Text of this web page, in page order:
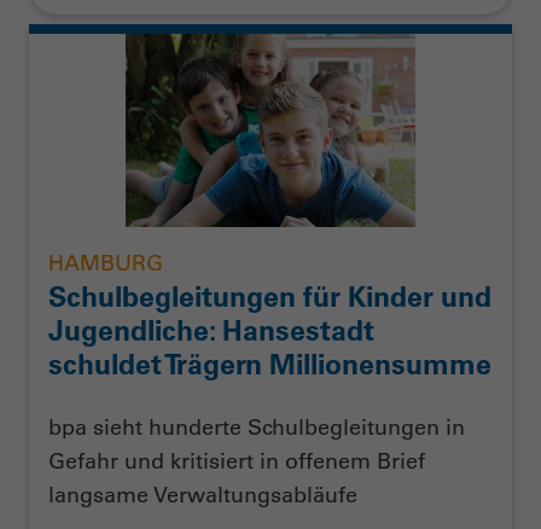
HAMBURG
Schulbegleitungen für Kinder und
Jugendliche: Hansestadt
schuldet Trägern Millionensumme
bpa sieht hunderte Schulbegleitungen in
Gefahr und kritisiert in offenem Brief
langsame Verwaltungsabläufe